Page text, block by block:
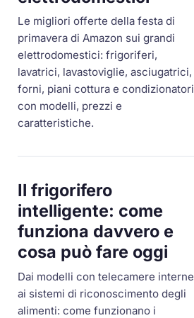
Le migliori offerte della festa di
primavera di Amazon sui grandi
elettrodomestici: frigoriferi,
lavatrici, lavastoviglie, asciugatrici,
forni, piani cottura e condizionatori
con modelli, prezzi e
caratteristiche.
Il frigorifero
intelligente: come
funziona davvero e
cosa può fare oggi
Dai modelli con telecamere interne
ai sistemi di riconoscimento degli
alimenti: come funzionano i